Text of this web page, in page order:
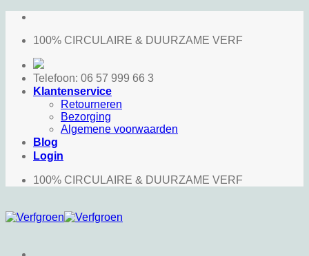
inhoud100% CIRCULAIRE & DUURZAME VERF
Telefoon: 06 57 999 66 3
Klantenservice
Retourneren
Bezorging
Algemene voorwaarden
Blog
Login
100% CIRCULAIRE & DUURZAME VERF